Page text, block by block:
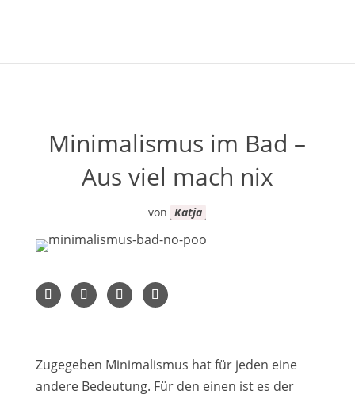
Minimalismus im Bad –
Aus viel mach nix
von Katja
Zugegeben Minimalismus hat für jeden eine
andere Bedeutung. Für den einen ist es der